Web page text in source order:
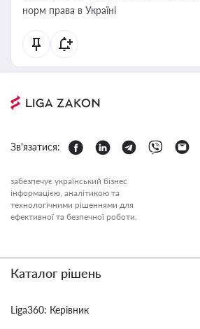
норм права в Україні
Зв'язатися:
забезпечує український бізнес
інформацією, аналітикою та
технологічними рішеннями для
ефективної та безпечної роботи.
Каталог рішень
Liga360: Керівник